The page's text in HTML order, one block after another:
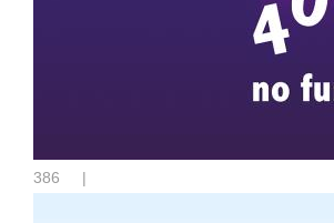
386 |